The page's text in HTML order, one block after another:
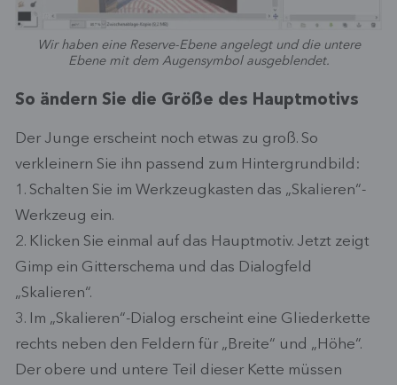
Wir haben eine Reserve-Ebene angelegt und die untere
Ebene mit dem Augensymbol ausgeblendet.
So ändern Sie die Größe des Hauptmotivs
Der Junge erscheint noch etwas zu groß. So
verkleinern Sie ihn passend zum Hintergrundbild:
1. Schalten Sie im Werkzeugkasten das „Skalieren“-
Werkzeug ein.
2. Klicken Sie einmal auf das Hauptmotiv. Jetzt zeigt
Gimp ein Gitterschema und das Dialogfeld
„Skalieren“.
3. Im „Skalieren“-Dialog erscheint eine Gliederkette
rechts neben den Feldern für „Breite“ und „Höhe“.
Der obere und untere Teil dieser Kette müssen